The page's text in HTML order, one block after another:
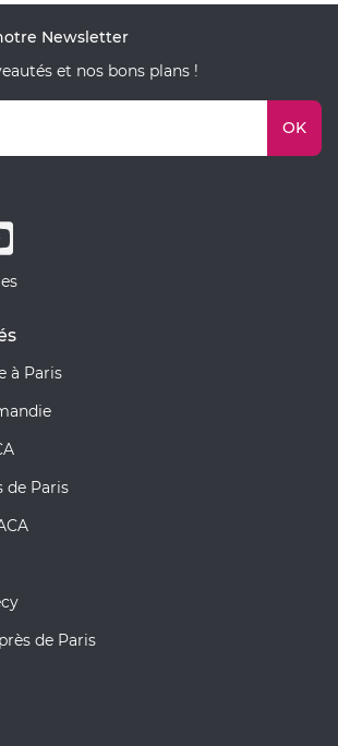
Newsletter
et nos bons plans !
OK
à Paris
de Paris
de Paris